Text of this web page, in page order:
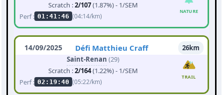
Scratch :2/107(1.87%) - 1/SEM
Perf : 01:41:46 (04:14/km)
NATURE
14/09/2025 Défi Matthieu Craff
26km
Saint-Renan (29)
Scratch :2/164(1.22%) - 1/SEM
Perf : 02:19:40 (05:22/km)
TRAIL